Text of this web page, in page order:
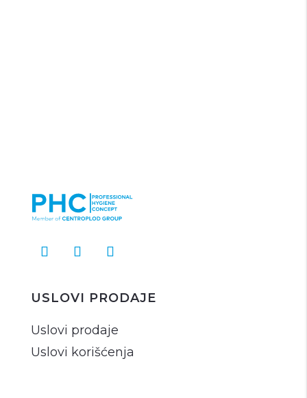
USLOVI PRODAJE
Uslovi prodaje
Uslovi korišćenja